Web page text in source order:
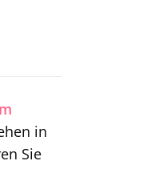
in
Sie